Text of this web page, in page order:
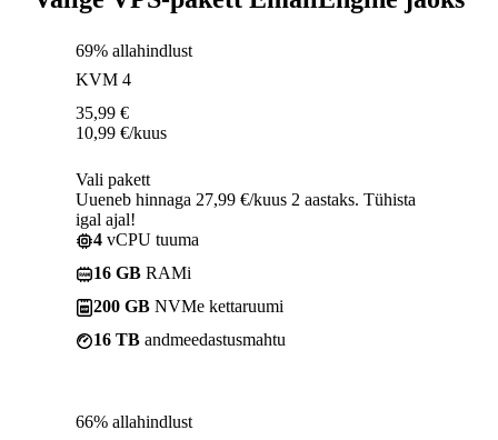
69% allahindlust
KVM 4
35,99 €
10,99 €/kuus
Vali pakett
Uueneb hinnaga 27,99 €/kuus 2 aastaks. Tühista
igal ajal!
4 vCPU tuuma
16 GB RAMi
200 GB NVMe kettaruumi
16 TB andmeedastusmahtu
66% allahindlust